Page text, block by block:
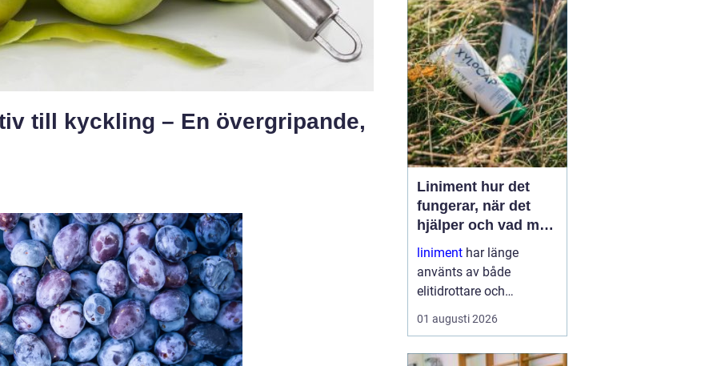
till kyckling – En övergripande,
tillräckliga, även om allt
...
Liniment hur det
fungerar, när det
hjälper och vad man
ska tänka på
liniment har länge
använts av både
elitidrottare och
vardagsmotionärer för
att lindra stelhet, värk
01 augusti 2026